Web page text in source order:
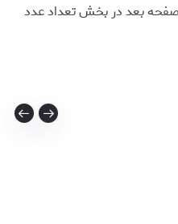
صفحه بعد در بخش تعداد عدد